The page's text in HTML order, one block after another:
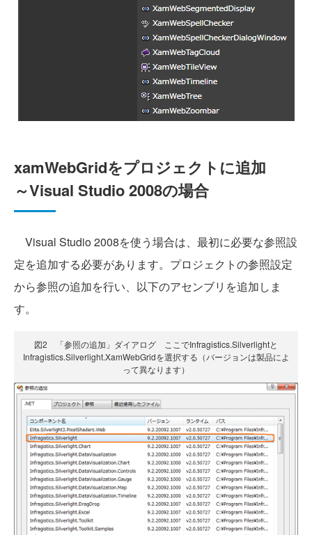
xamWebGridをプロジェクトに追加
～Visual Studio 2008の場合
Visual Studio 2008を使う場合は、最初に必要な参照設
定を追加する必要があります。プロジェクトの参照設定
から参照の追加を行い、以下のアセンブリを追加しま
す。
図2 「参照の追加」ダイアログ ここでInfragistics.Silverlightと
Infragistics.Silverlight.XamWebGridを選択する（バージョンは製品によ
って異なります）